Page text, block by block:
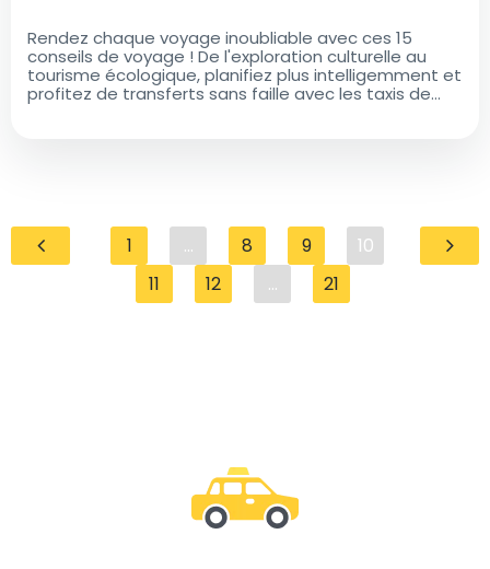
Rendez chaque voyage inoubliable avec ces 15
conseils de voyage ! De l'exploration culturelle au
tourisme écologique, planifiez plus intelligemment et
profitez de transferts sans faille avec les taxis de
1 ... 8 9
10
11
12 ... 21